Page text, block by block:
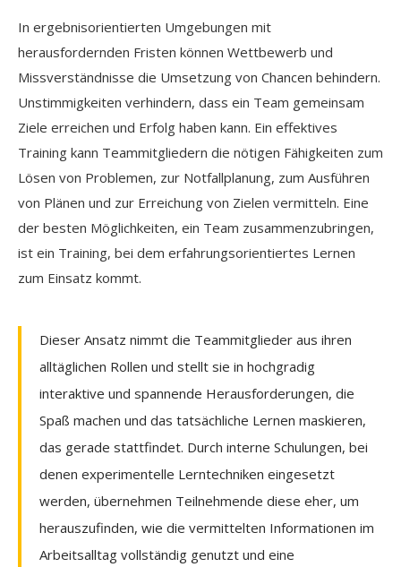
In ergebnisorientierten Umgebungen mit
herausfordernden Fristen können Wettbewerb und
Missverständnisse die Umsetzung von Chancen behindern.
Unstimmigkeiten verhindern, dass ein Team gemeinsam
Ziele erreichen und Erfolg haben kann. Ein effektives
Training kann Teammitgliedern die nötigen Fähigkeiten zum
Lösen von Problemen, zur Notfallplanung, zum Ausführen
von Plänen und zur Erreichung von Zielen vermitteln. Eine
der besten Möglichkeiten, ein Team zusammenzubringen,
ist ein Training, bei dem erfahrungsorientiertes Lernen
zum Einsatz kommt.
Dieser Ansatz nimmt die Teammitglieder aus ihren
alltäglichen Rollen und stellt sie in hochgradig
interaktive und spannende Herausforderungen, die
Spaß machen und das tatsächliche Lernen maskieren,
das gerade stattfindet. Durch interne Schulungen, bei
denen experimentelle Lerntechniken eingesetzt
werden, übernehmen Teilnehmende diese eher, um
herauszufinden, wie die vermittelten Informationen im
Arbeitsalltag vollständig genutzt und eine